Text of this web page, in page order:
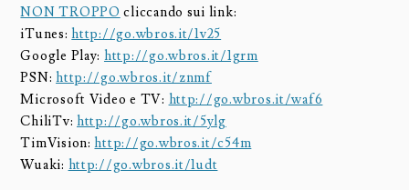
NON TROPPO cliccando sui link:
iTunes:http://go.wbros.it/1v25
Google Play: http://go.wbros.it/1grm
PSN:http://go.wbros.it/znmf
Microsoft Video e TV: http://go.wbros.it/waf6
ChiliTv:http://go.wbros.it/5ylg
TimVision:http://go.wbros.it/c54m
Wuaki: http://go.wbros.it/1udt